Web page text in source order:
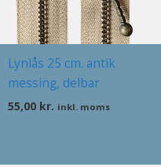
Lynlås 25 cm. antik
messing, delbar
55,00 kr. inkl. moms